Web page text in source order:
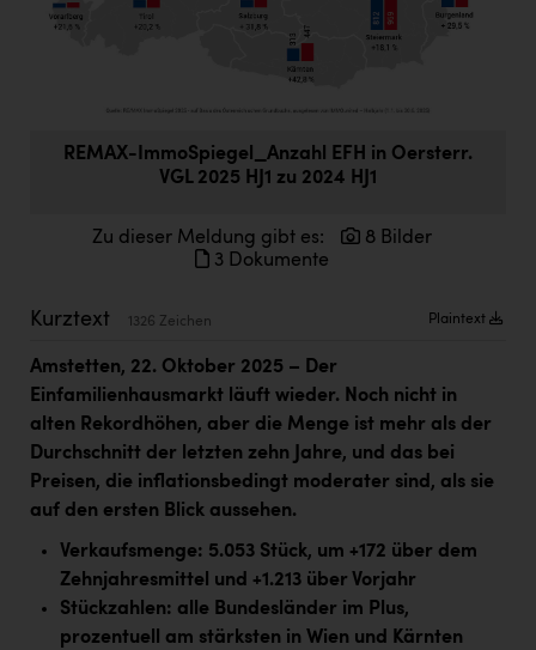
Doppler Gruppe
Firmenradl
HIG Infomotion Group
Immotech
INTERSPAR
INTERSPORT Austria
Jesolo
Jane Goodall Institute Austria
Kärcher
Karin Liedl
REMAX-ImmoSpiegel_Anzahl EFH in Oersterr.
VGL 2025 HJ1 zu 2024 HJ1
Zu dieser Meldung gibt es:
8 Bilder
3 Dokumente
Kurztext 1326 Zeichen Plaintext
Amstetten, 22. Oktober 2025 – Der
Einfamilienhausmarkt läuft wieder. Noch nicht in
alten Rekordhöhen, aber die Menge ist mehr als der
Durchschnitt der letzten zehn Jahre, und das bei
Preisen, die inflationsbedingt moderater sind, als sie
auf den ersten Blick aussehen.
Verkaufsmenge: 5.053 Stück, um +172 über dem
Zehnjahresmittel und +1.213 über Vorjahr
Stückzahlen: alle Bundesländer im Plus,
prozentuell am stärksten in Wien und Kärnten